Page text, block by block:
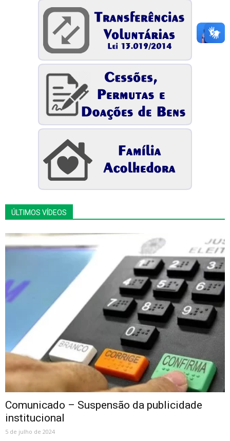
ÚLTIMOS VÍDEOS
Comunicado – Suspensão da publicidade
institucional
5 de julho de 2024